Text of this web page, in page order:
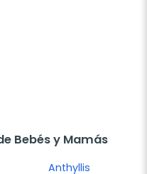
Bebés y Mamás
Anthyllis